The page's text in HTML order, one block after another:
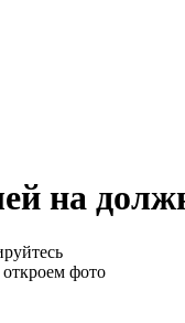
на
фото